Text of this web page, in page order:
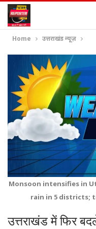
Home उत्तराखंड न्यूज़
Monsoon intensifies in
rain in 5 districts;
उत्तराखंड में फिर